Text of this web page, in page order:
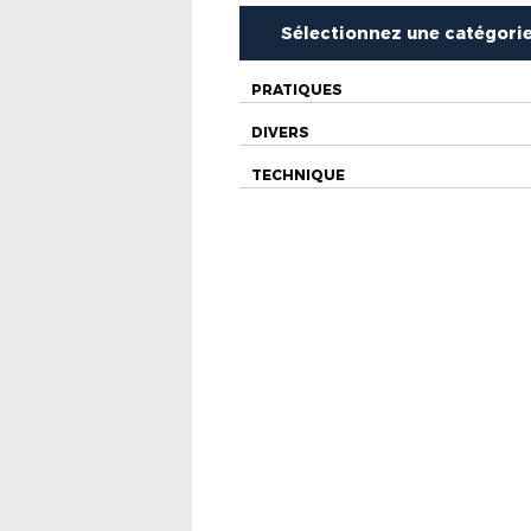
Sélectionnez une
PRATIQUES
DIVERS
TECHNIQUE